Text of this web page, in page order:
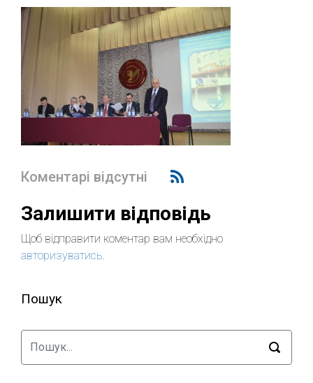
Коментарі відсутні
Залишити відповідь
Щоб відправити коментар вам необхідно
авторизуватись.
Пошук